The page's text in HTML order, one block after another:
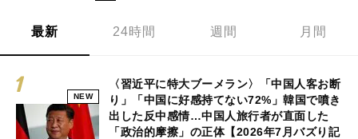
最新 24時間 週間 月間
NEW
〈習近平に特大ブーメラン〉「中国人客お断
り」「中国に好感持てない72%」韓国で噴き
出した反中感情…中国人旅行者が直面した
「政治的摩擦」の正体【2026年7月バズり記